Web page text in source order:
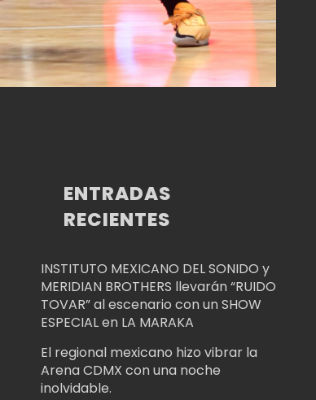
ENTRADAS
RECIENTES
INSTITUTO MEXICANO DEL SONIDO y
MERIDIAN BROTHERS llevarán “RUIDO
TOVAR” al escenario con un SHOW
ESPECIAL en LA MARAKA
El regional mexicano hizo vibrar la
Arena CDMX con una noche
inolvidable.